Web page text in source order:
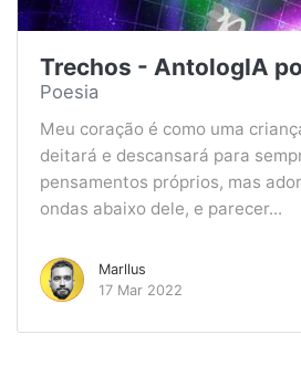
Trechos - AntologIA
Poesia
Meu coração é como uma
deitará e descansará para
pensamentos próprios, mas
ondas abaixo dele, e parecer...
Marllus
17 Mar 2022